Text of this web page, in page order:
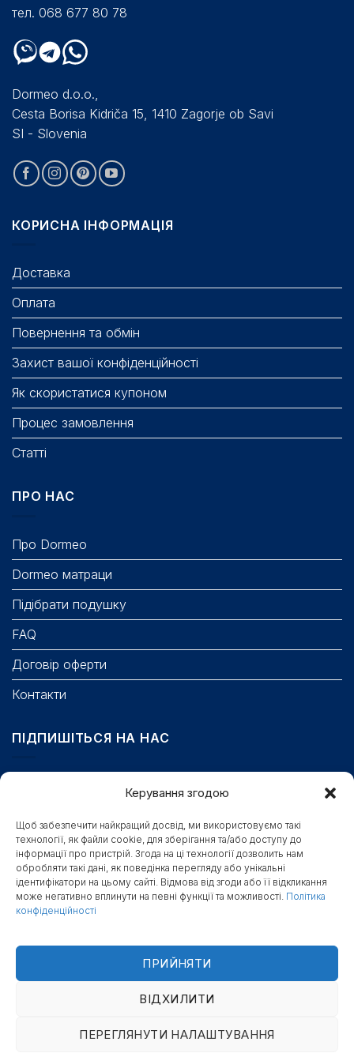
Керування згодою
Щоб забезпечити найкращий досвід, ми використовуємо такі
технології, як файли cookie, для зберігання та/або доступу до
інформації про пристрій. Згода на ці технології дозволить нам
обробляти такі дані, як поведінка перегляду або унікальні
ідентифікатори на цьому сайті. Відмова від згоди або її відкликання
може негативно вплинути на певні функції та можливості. Політика
конфіденційності
ПРИЙНЯТИ
ВІДХИЛИТИ
ПЕРЕГЛЯНУТИ НАЛАШТУВАННЯ
тел. 068 677 80 78
Dormeo d.o.o.,
Cesta Borisa Kidriča 15, 1410 Zagorje ob Savi
SI - Slovenia
КОРИСНА ІНФОРМАЦІЯ
Доставка
Оплата
Повернення та обмін
Захист вашої конфіденційності
Як скористатися купоном
Процес замовлення
Статті
ПРО НАС
Про Dormeo
Dormeo матраци
Підібрати подушку
FAQ
Договір оферти
Контакти
ПІДПИШІТЬСЯ НА НАС
Поле обов’язкове для заповнення.
Станьте першими, хто отримає бонуси, новини та
доступ до секретних знижок
ПІДПИСАТИСЯ